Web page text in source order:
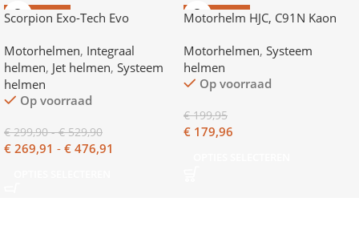
AANBIEDING
Scorpion Exo-Tech Evo
Motorhelmen, Integraal
helmen, Jet helmen, Systeem
helmen
Op voorraad
€299,90 - €529,90
€ 269,91 - € 476,91
AANBIEDING
Motorhelm HJC, C91N Kaon
Motorhelmen, Systeem
helmen
Op voorraad
€199,95
€ 179,96